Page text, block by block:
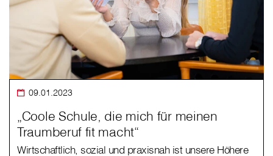
09.01.2023
„Coole Schule, die mich für meinen
Traumberuf fit macht“
Wirtschaftlich, sozial und praxisnah ist unsere Höhere